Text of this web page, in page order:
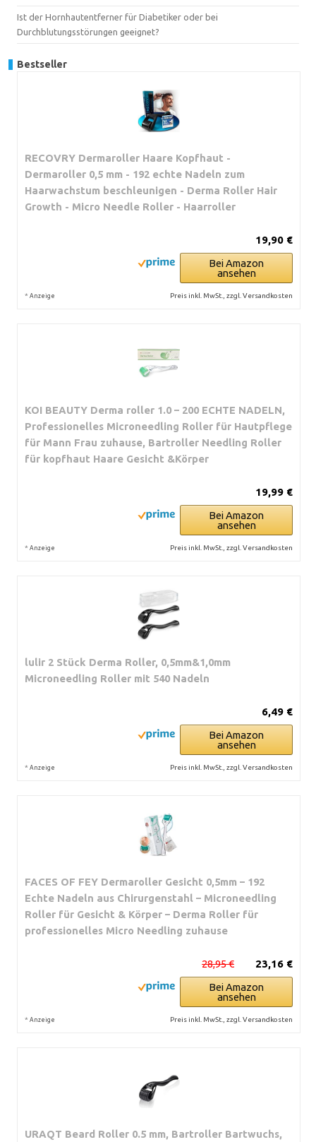
Ist der Hornhautentferner für Diabetiker oder bei
Durchblutungsstörungen geeignet?
Bestseller
RECOVRY Dermaroller Haare Kopfhaut -
Dermaroller 0,5 mm - 192 echte Nadeln zum
Haarwachstum beschleunigen - Derma Roller Hair
Growth - Micro Needle Roller - Haarroller
19,90 €
Bei Amazon
ansehen
* Anzeige Preis inkl. MwSt., zzgl. Versandkosten
KOI BEAUTY Derma roller 1.0 – 200 ECHTE NADELN,
Professionelles Microneedling Roller für Hautpflege
für Mann Frau zuhause, Bartroller Needling Roller
für kopfhaut Haare Gesicht &Körper
19,99 €
Bei Amazon
ansehen
* Anzeige Preis inkl. MwSt., zzgl. Versandkosten
lulir 2 Stück Derma Roller, 0,5mm&1,0mm
Microneedling Roller mit 540 Nadeln
6,49 €
Bei Amazon
ansehen
* Anzeige Preis inkl. MwSt., zzgl. Versandkosten
FACES OF FEY Dermaroller Gesicht 0,5mm – 192
Echte Nadeln aus Chirurgenstahl – Microneedling
Roller für Gesicht & Körper – Derma Roller für
professionelles Micro Needling zuhause
23,16 €
28,95 €
Bei Amazon
ansehen
* Anzeige Preis inkl. MwSt., zzgl. Versandkosten
URAQT Beard Roller 0.5 mm, Bartroller Bartwuchs,